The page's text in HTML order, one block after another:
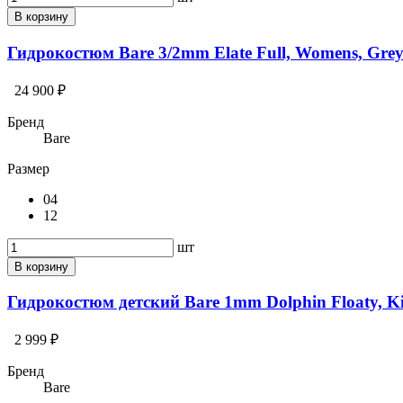
В корзину
Гидрокостюм Bare 3/2mm Elate Full, Womens, Grey
24 900 ₽
Бренд
Bare
Размер
04
12
шт
В корзину
Гидрокостюм детский Bare 1mm Dolphin Floaty,
2 999 ₽
Бренд
Bare